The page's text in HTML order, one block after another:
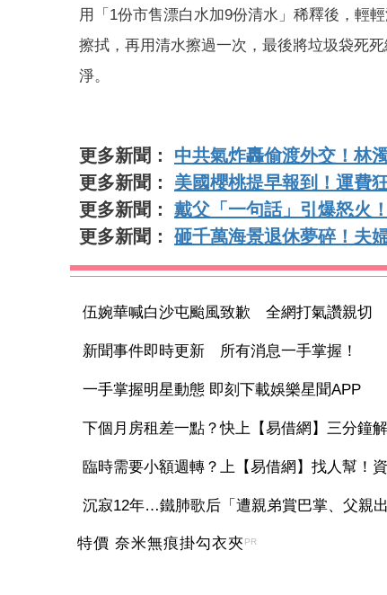
用「1份市售漂白水加9份清水」稀釋後，輕
擦拭，再用清水擦過一次，最後將垃圾袋死
淨。
更多新聞： 中共氣炸轟偷渡外交！林
更多新聞： 美國櫻桃提早報到！運費
更多新聞： 戴父「一句話」引爆怒火
更多新聞： 砸千萬海景退休夢碎！夫
伍婉華喊白沙屯颱風致歉 全網打氣讚親切
新聞事件即時更新 所有消息一手掌握！
一手掌握明星動態 即刻下載娛樂星聞APP
下個月房租差一點？快上【易借網】三分鐘
臨時需要小額週轉？上【易借網】找人幫！
沉寂12年…鐵肺歌后「遭親弟賞巴掌、父親
特價 奈米無痕掛勾衣夾 PR